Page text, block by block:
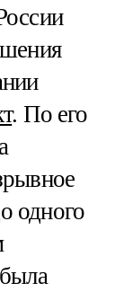
. По его
одного